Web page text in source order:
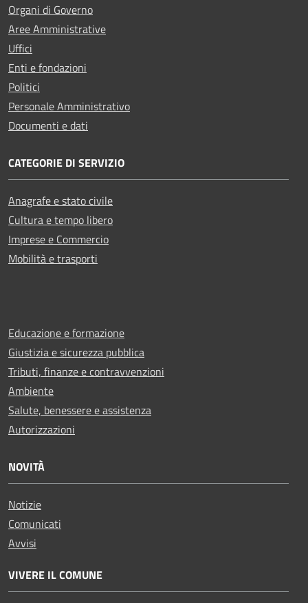
Organi di Governo
Aree Amministrative
Uffici
Enti e fondazioni
Politici
Personale Amministrativo
Documenti e dati
CATEGORIE DI SERVIZIO
Anagrafe e stato civile
Cultura e tempo libero
Imprese e Commercio
Mobilità e trasporti
Educazione e formazione
Giustizia e sicurezza pubblica
Tributi, finanze e contravvenzioni
Ambiente
Salute, benessere e assistenza
Autorizzazioni
NOVITÀ
Notizie
Comunicati
Avvisi
VIVERE IL COMUNE